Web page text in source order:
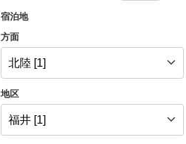
宿泊地
方面
地区